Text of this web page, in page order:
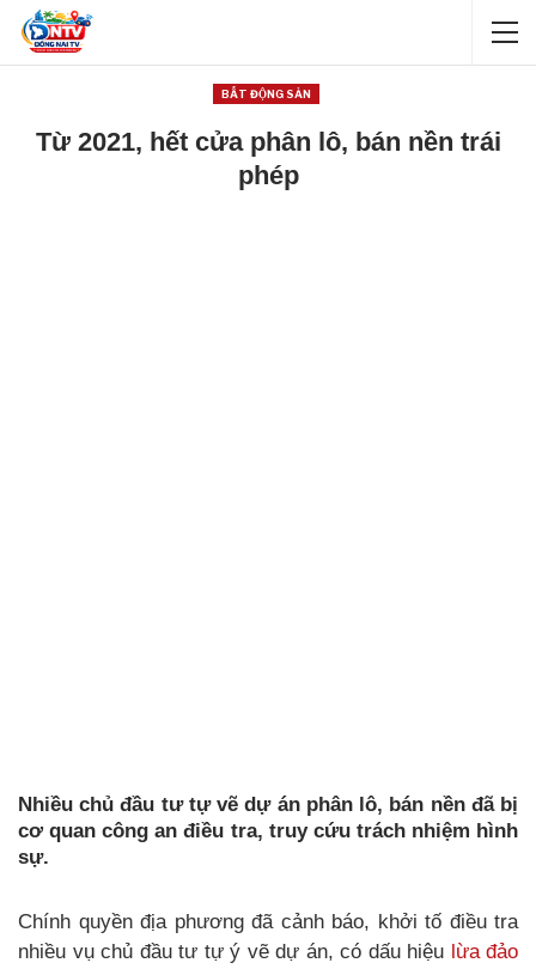
BẤT ĐỘNG SẢN
Từ 2021, hết cửa phân lô, bán nền trái
phép
Nhiều chủ đầu tư tự vẽ dự án phân lô, bán nền đã bị
cơ quan công an điều tra, truy cứu trách nhiệm hình
sự.
Chính quyền địa phương đã cảnh báo, khởi tố điều tra
nhiều vụ chủ đầu tư tự ý vẽ dự án, có dấu hiệu lừa đảo